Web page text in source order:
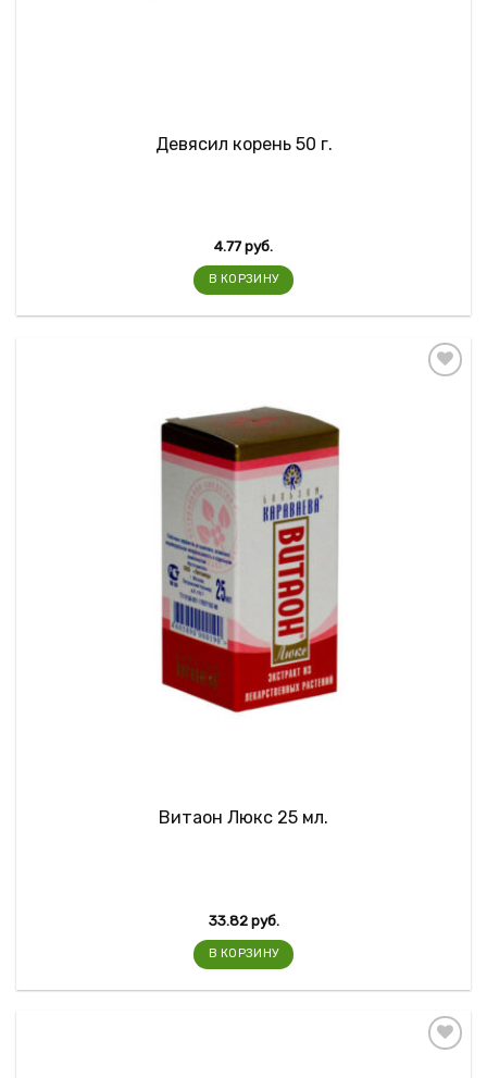
Девясил корень 50 г.
4.77руб.
В КОРЗИНУ
Витаон Люкс 25 мл.
33.82руб.
В КОРЗИНУ